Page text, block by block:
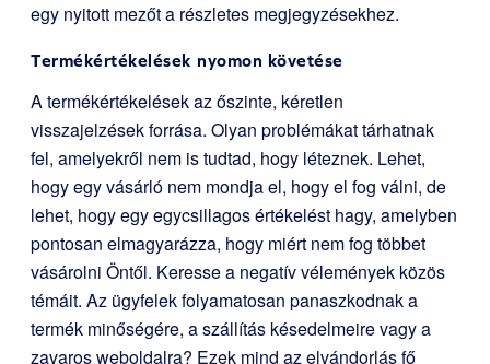
egy nyitott mezőt a részletes megjegyzésekhez.
Termékértékelések nyomon követése
A termékértékelések az őszinte, kéretlen
visszajelzések forrása. Olyan problémákat tárhatnak
fel, amelyekről nem is tudtad, hogy léteznek. Lehet,
hogy egy vásárló nem mondja el, hogy el fog válni, de
lehet, hogy egy egycsillagos értékelést hagy, amelyben
pontosan elmagyarázza, hogy miért nem fog többet
vásárolni Öntől. Keresse a negatív vélemények közös
témáit. Az ügyfelek folyamatosan panaszkodnak a
termék minőségére, a szállítás késedelmeire vagy a
zavaros weboldalra? Ezek mind az elvándorlás fő